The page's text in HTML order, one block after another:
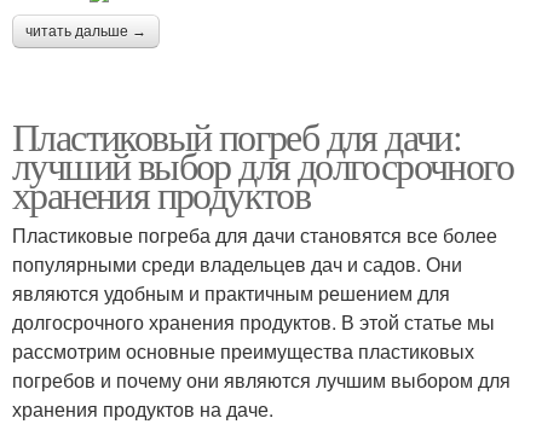
читать дальше →
Пластиковый погреб для дачи:
лучший выбор для долгосрочного
хранения продуктов
Пластиковые погреба для дачи становятся все более
популярными среди владельцев дач и садов. Они
являются удобным и практичным решением для
долгосрочного хранения продуктов. В этой статье мы
рассмотрим основные преимущества пластиковых
погребов и почему они являются лучшим выбором для
хранения продуктов на даче.